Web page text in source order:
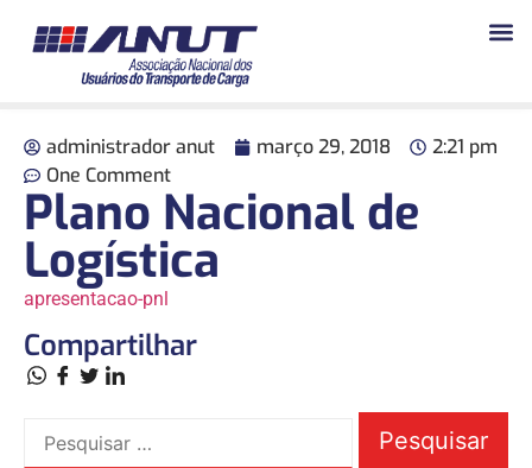
administrador anut março 29, 2018
2:21 pm
One Comment
Plano Nacional de
Logística
apresentacao-pnl
Compartilhar